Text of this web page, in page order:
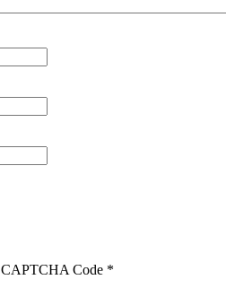
CAPTCHA Code *